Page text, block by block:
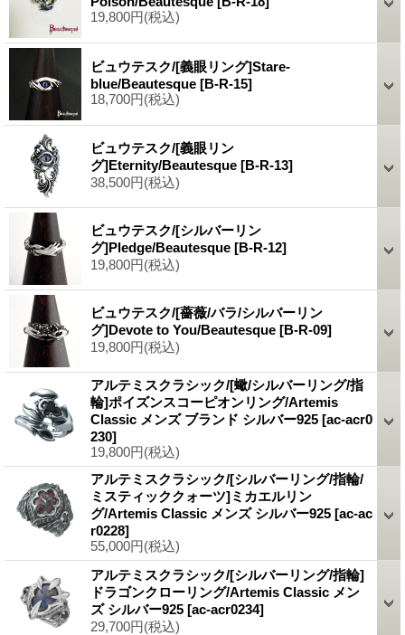
19,800円(税込)
ビュウテスク/[義眼リング]Stare-
blue/Beautesque [B-R-15]
18,700円(税込)
ビュウテスク/[義眼リン
グ]Eternity/Beautesque [B-R-13]
38,500円(税込)
ビュウテスク/[シルバーリン
グ]Pledge/Beautesque [B-R-12]
19,800円(税込)
ビュウテスク/[薔薇/バラ/シルバーリン
グ]Devote to You/Beautesque [B-R-09]
19,800円(税込)
アルテミスクラシック/[蠍/シルバーリング/指
輪]ポイズンスコーピオンリング/Artemis
Classic メンズ ブランド シルバー925 [ac-acr0
230]
19,800円(税込)
アルテミスクラシック/[シルバーリング/指輪/
ミスティッククォーツ]ミカエルリン
グ/Artemis Classic メンズ シルバー925 [ac-ac
r0228]
55,000円(税込)
アルテミスクラシック/[シルバーリング/指輪]
ドラゴンクローリング/Artemis Classic メン
ズ シルバー925 [ac-acr0234]
29,700円(税込)